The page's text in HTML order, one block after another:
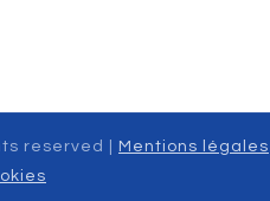
reserved |
Mentions légales